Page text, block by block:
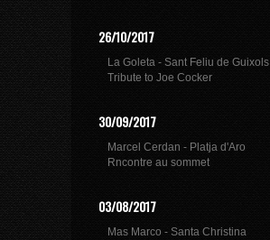
26/10/2017
La Goleta - Sant Feliu de Guixols
Tribute to Joe Cocker
30/09/2017
Marcel Cerdan - Platja d'Aro
Rncontre au sommet
03/08/2017
Mas Marco - Santa Christina